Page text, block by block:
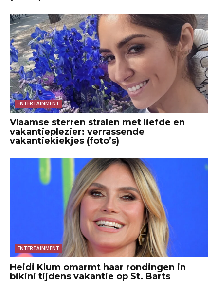
ENTERTAINMENT
Vlaamse sterren stralen met liefde en
vakantieplezier: verrassende
vakantiekiekjes (foto’s)
ENTERTAINMENT
Heidi Klum omarmt haar rondingen in
bikini tijdens vakantie op St. Barts